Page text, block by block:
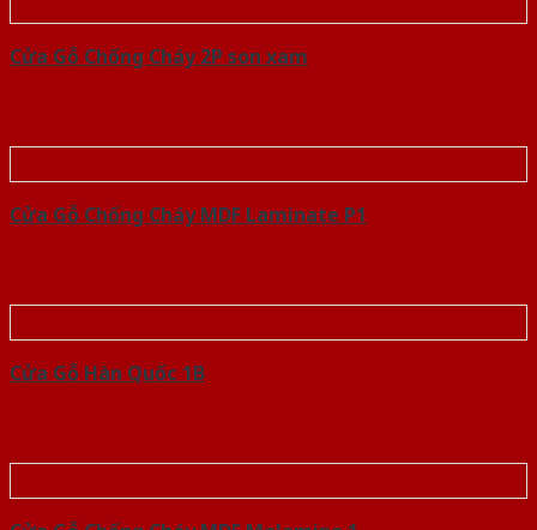
Cửa Gỗ Chống Cháy 2P son xam
Cửa Gỗ Chống Cháy MDF Laminate P1
Cửa Gỗ Hàn Quốc 1B